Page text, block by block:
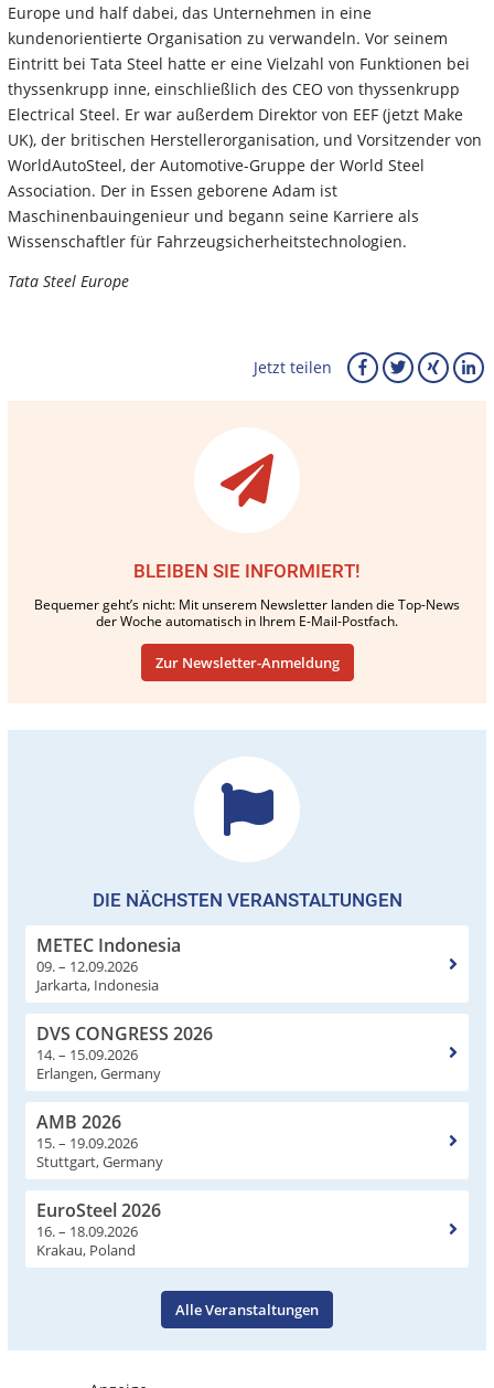
Europe und half dabei, das Unternehmen in eine
kundenorientierte Organisation zu verwandeln. Vor seinem
Eintritt bei Tata Steel hatte er eine Vielzahl von Funktionen bei
thyssenkrupp inne, einschließlich des CEO von thyssenkrupp
Electrical Steel. Er war außerdem Direktor von EEF (jetzt Make
UK), der britischen Herstellerorganisation, und Vorsitzender von
WorldAutoSteel, der Automotive-Gruppe der World Steel
Association. Der in Essen geborene Adam ist
Maschinenbauingenieur und begann seine Karriere als
Wissenschaftler für Fahrzeugsicherheitstechnologien.
Tata Steel Europe
Jetzt teilen
BLEIBEN SIE INFORMIERT!
Bequemer geht’s nicht: Mit unserem Newsletter landen die Top-News
der Woche automatisch in Ihrem E-Mail-Postfach.
Zur Newsletter-Anmeldung
DIE NÄCHSTEN VERANSTALTUNGEN
METEC Indonesia
09. – 12.09.2026
Jarkarta, Indonesia
DVS CONGRESS 2026
14. – 15.09.2026
Erlangen, Germany
AMB 2026
15. – 19.09.2026
Stuttgart, Germany
EuroSteel 2026
16. – 18.09.2026
Krakau, Poland
Alle Veranstaltungen